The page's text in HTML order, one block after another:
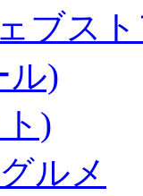
ブス
ル)
)
ルメ